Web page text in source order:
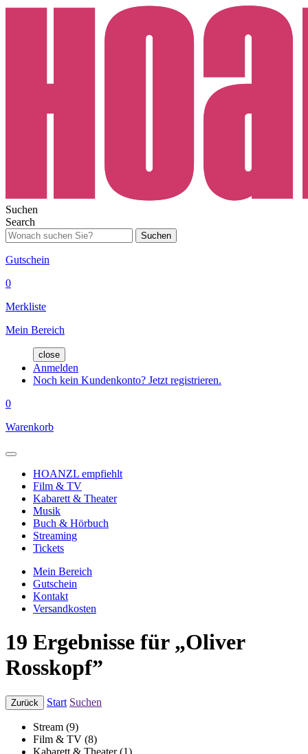
Suchen
Search
Suchen
Gutschein
0
Merkliste
Mein Bereich
close
Anmelden
Noch kein Kundenkonto? Jetzt registrieren.
0
Warenkorb
HOANZL empfiehlt
Film & TV
Kabarett & Theater
Musik
Buch & Hörbuch
Streaming
Tickets
Mein Bereich
Gutschein
Kontakt
Versandkosten
19 Ergebnisse für „Oliver
Rosskopf”
Zurück Start Suchen
Stream (9)
Film & TV (8)
Kabarett & Theater (1)